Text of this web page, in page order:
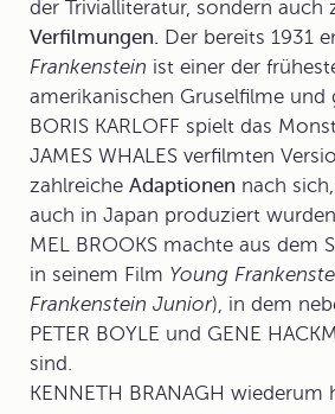
der Trivialliteratur, sondern auch
Verfilmungen. Der bereits 1931
Frankenstein ist einer der
amerikanischen Gruselfilme und
BORIS KARLOFF spielt das
JAMES WHALES verfilmten
zahlreiche Adaptionen nach
auch in Japan produziert
MEL BROOKS machte aus dem
in seinem Film Young
Frankenstein Junior), in dem
PETER BOYLE und GENE
sind.
KENNETH BRANAGH wiederum